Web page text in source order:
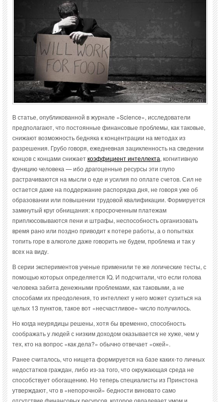
В статье, опубликованной в журнале «Science», исследователи
предполагают, что постоянные финансовые проблемы, как таковые,
снижают возможность бедняка к концентрации на методах из
разрешения. Грубо говоря, ежедневная зацикленность на сведении
концов с концами снижаеткоэффициент интеллекта, когнитивную
функцию человека — ибо драгоценные ресурсы эти глупо
растрачиваются на мысли о еде и усилия по оплате счетов. Сил не
остается даже на поддержание распорядка дня, не говоря уже об
образовании или повышении трудовой квалификации. Формируется
замкнутый круг обнищания: к просроченным платежам
приплюсовываются пени и штрафы, неспособность организовать
время рано или поздно приводит к потере работы, а о попытках
топить горе в алкоголе даже говорить не будем, проблема и так у
всех на виду.
В серии экспериментов ученые применили те же логические тесты, с
помощью которых определяется IQ. И подсчитали, что если голова
человека забита денежными проблемами, как таковыми, а не
способами их преодоления, то интеллект у него может сузиться на
целых 13 пунктов, такое вот «несчастливое» число получилось.
Но когда неурядицы решены, хотя бы временно, способность
соображать у людей с низким доходом оказывается не хуже, чем у
тех, кто на вопрос «как дела?» обычно отвечает «окей».
Ранее считалось, что нищета формируется на базе каких-то личных
недостатков граждан, либо из-за того, что окружающая среда не
способствует обогащению. Но теперь специалисты из Принстона
утверждают, что в «непорочной» бедности виновато само